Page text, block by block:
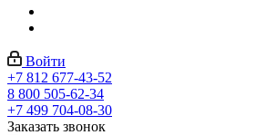
Войти
+7 812 677-43-52
8 800 505-62-34
+7 499 704-08-30
Заказать звонок